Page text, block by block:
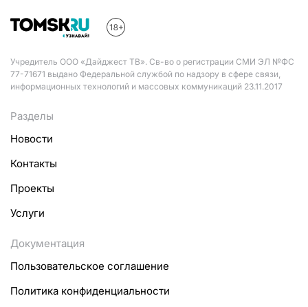
Учредитель ООО «Дайджест ТВ». Св-во о регистрации СМИ ЭЛ №ФС
77-71671 выдано Федеральной службой по надзору в сфере связи,
информационных технологий и массовых коммуникаций 23.11.2017
Разделы
Новости
Контакты
Проекты
Услуги
Документация
Пользовательское соглашение
Политика конфиденциальности